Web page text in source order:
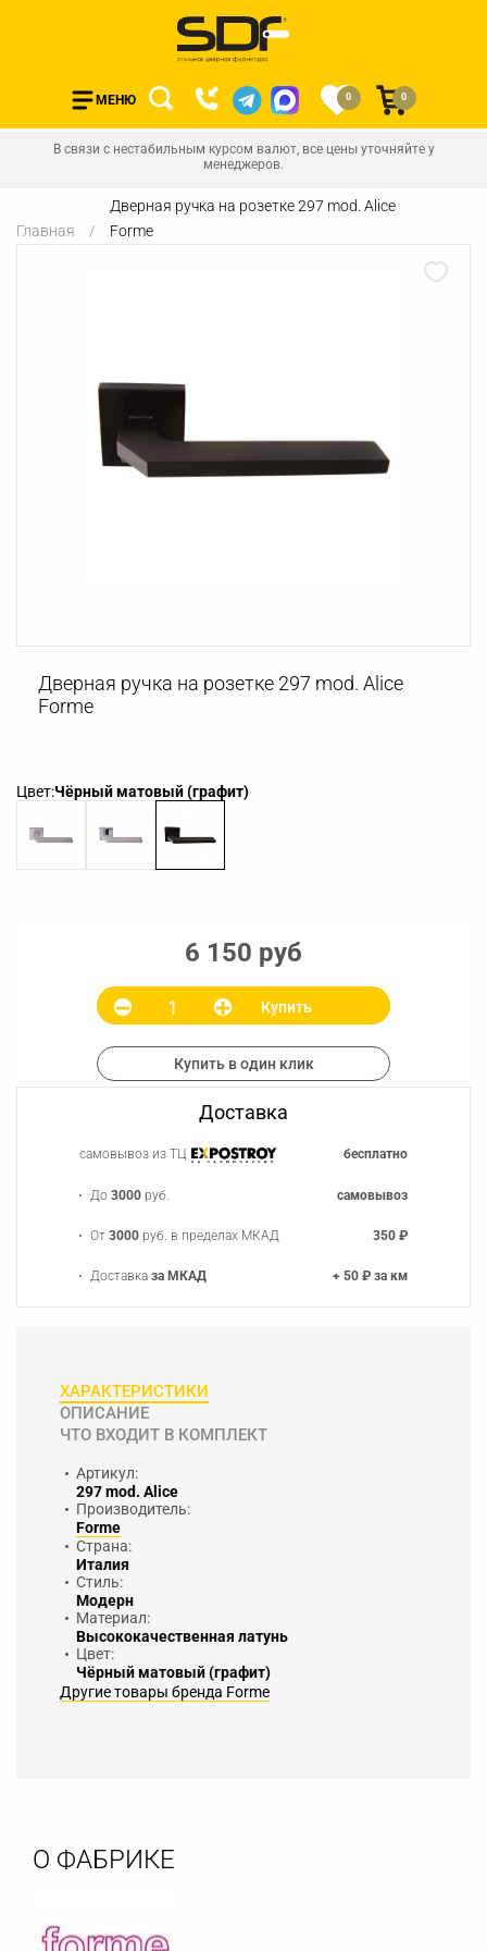
МЕНЮ 0 0
В связи с нестабильным курсом валют, все цены уточняйте у
менеджеров.
Главная
Дверная ручка на розетке 297 mod. Alice
Forme
Дверная ручка на розетке 297 mod. Alice
Forme
Цвет:Чёрный матовый (графит)
6 150 руб
Купить
Купить в один клик
Доставка
самовывоз из ТЦ бесплатно
До3000 руб. самовывоз
От3000 руб. в пределах МКАД 350 ₽
Доставказа МКАД + 50 ₽ за км
ХАРАКТЕРИСТИКИ
ОПИСАНИЕ
ЧТО ВХОДИТ В КОМПЛЕКТ
Артикул:
297 mod. Alice
Производитель:
Forme
Страна:
Италия
Стиль:
Модерн
Материал:
Высококачественная латунь
Цвет:
Чёрный матовый (графит)
Другие товары бренда Forme
О ФАБРИКЕ